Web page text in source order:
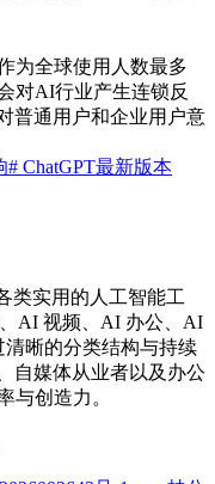
为全球使用人数最多
对AI行业产生连锁反
普通用户和企业用户意
# ChatGPT最新版本
类实用的人工智能工
AI 视频、AI 办公、AI
晰的分类结构与持续
自媒体从业者以及办公
与创造力。